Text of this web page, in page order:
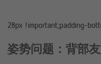
28px !important;padding-
姿势问题：背部